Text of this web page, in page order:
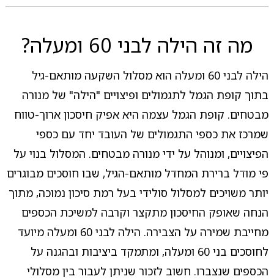
מה זה הילה לבני 60 ומעלה?
הילה לבני 60 ומעלה הוא מסלול השקעה מותאם-גיל
בתוך קופת הגמל לתגמולים ופיצויים "הילה" של מנורה
מבטחים. קופת הגמל עצמה היא אפיק חיסכון ארוך-טווח
שמרכז את כספי התגמולים של העובד יחד עם כספי
הפיצויים, ומנוהל על ידי מנורה מבטחים. המסלול בנוי על
פי מודל ברירת המחדל מותאם-הגיל, שבו חוסכים מבוגרים
יותר משויכים למסלול סולידי בעל רמת סיכון נמוכה, מתוך
הנחה שאופק החיסכון מתקצר וקרבה למשיכת הכספים
מחייבת שמירה על הצבירה. הילה לבני 60 ומעלה מיועד
לחוסכים בני 60 ומעלה, ומתמקד ביציבות ובהגנה על
הכספים שנצברו. חשוב לזכור שניתן לעבור בין מסלולי